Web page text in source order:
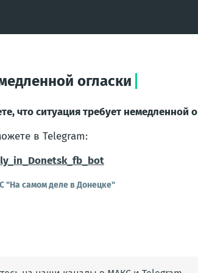
огласки
что ситуация требует немедленной
в Telegram:
"На самом деле в Донецке"